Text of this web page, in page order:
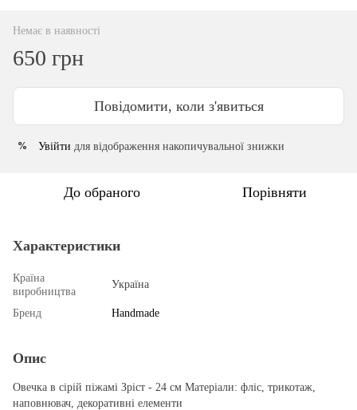
Немає в наявності
650 грн
Повідомити, коли з'явиться
% Увійти для відображення накопичувальної знижки
До обраного Порівняти
Характеристики
Країна
виробництва
Україна
Бренд Handmade
Опис
Овечка в сірій піжамі Зріст - 24 см Матеріали: фліс, трикотаж,
наповнювач, декоративні елементи